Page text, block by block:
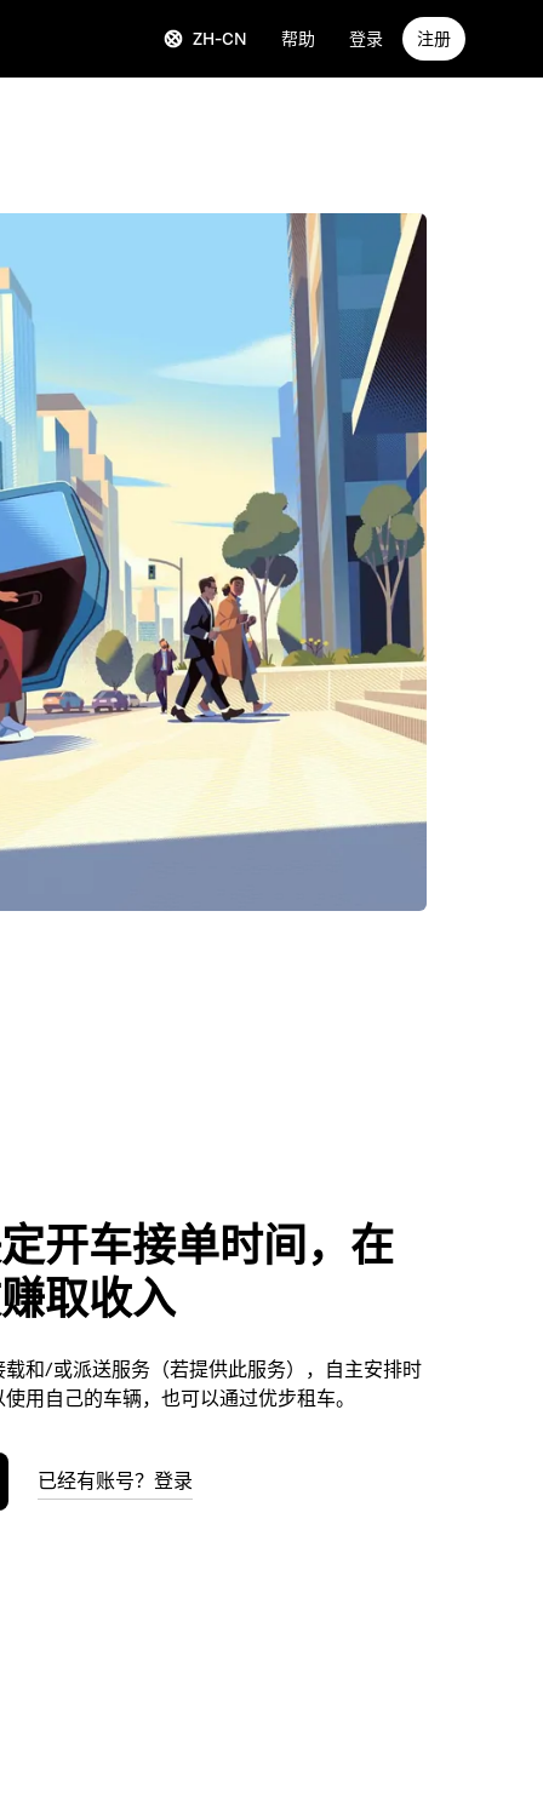
ZH-CN 帮助 登录 注册
开车接单时间，在
取收入
载和/或派送服务（若提供此服务），自主安排时
用自己的车辆，也可以通过优步租车。
已经有账号？登录